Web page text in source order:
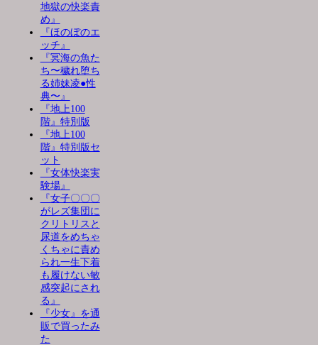
地獄の快楽責
め』
『ほのぼのエ
ッチ』
『冥海の魚た
ち〜穢れ堕ち
る姉妹凌●性
典〜』
『地上100
階』特別版
『地上100
階』特別版セ
ット
『女体快楽実
験場』
『女子〇〇〇
がレズ集団に
クリトリスと
尿道をめちゃ
くちゃに責め
られ一生下着
も履けない敏
感突起にされ
る』
『少女』を通
販で買ったみ
た